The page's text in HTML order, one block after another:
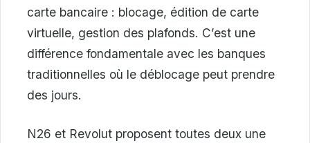
carte bancaire : blocage, édition de carte
virtuelle, gestion des plafonds. C’est une
différence fondamentale avec les banques
traditionnelles où le déblocage peut prendre
des jours.
N26 et Revolut proposent toutes deux une